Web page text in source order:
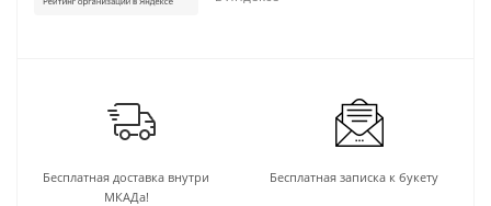
Бесплатная доставка внутри
МКАДа!
Бесплатная записка к букету